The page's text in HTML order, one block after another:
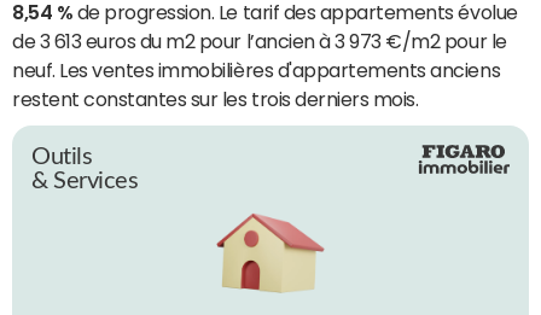
8,54 % de progression. Le tarif des appartements évolue
de 3 613 euros du m2 pour l’ancien à 3 973 €/m2 pour le
neuf. Les ventes immobilières d'appartements anciens
restent constantes sur les trois derniers mois.
Outils
& Services